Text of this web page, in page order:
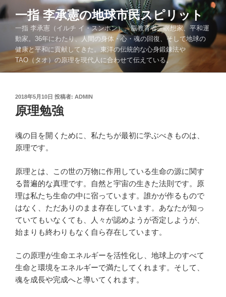
コ
ン
ツ
一指 李承憲の地球市民スピリット
一指 李承憲（イルチ イ・スンホン）。脳教育者、瞑想家、平和運
動家。36年にわたり、人間の身体・心・魂の回復、そして地球の
健康と平和に貢献してきた。東洋の伝統的な心身鍛錬法や
TAO（タオ）の原理を現代人に合わせて伝えている。
投
稿
日:
2018年5月10日 投稿者: ADMIN
原理勉強
魂の目を開くために、私たちが最初に学ぶべきものは、
原理です。
原理とは、この世の万物に作用している生命の源に関す
る普遍的な真理です。自然と宇宙の生きた法則です。原
理は私たち生命の中に宿っています。誰かが作るもので
はなく、ただありのまま存在しています。あなたが知っ
ていてもいなくても、人々が認めようが否定しようが、
始まりも終わりもなく自ら存在しています。
この原理が生命エネルギーを活性化し、地球上のすべて
生命と環境をエネルギーで満たしてくれます。そして、
魂を成長や完成へと導いてくれます。